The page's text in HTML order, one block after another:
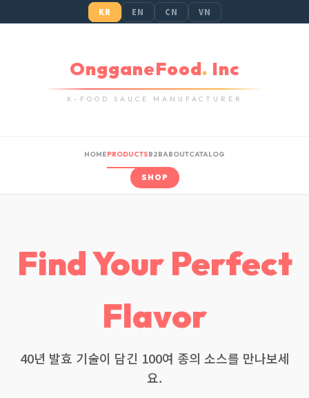
KR EN CN VN
OngganeFood. Inc
K-FOOD SAUCE MANUFACTURER
HOMEPRODUCTSB2BABOUTCATALOG
SHOP
Find Your Perfect
Flavor
40년 발효 기술이 담긴 100여 종의 소스를 만나보세
요.